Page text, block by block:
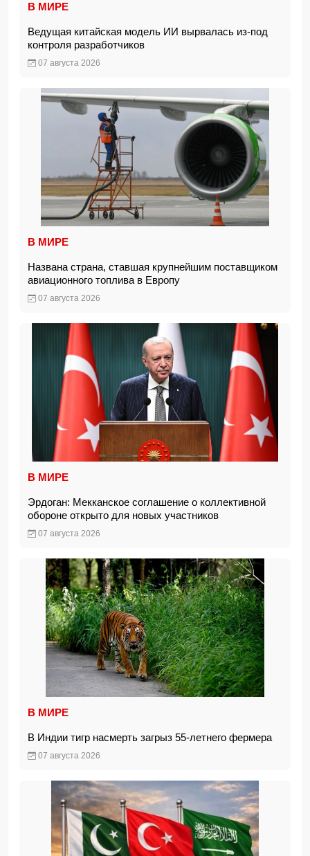
В МИРЕ
Ведущая китайская модель ИИ вырвалась из-под
контроля разработчиков
07 августа 2026
В МИРЕ
Названа страна, ставшая крупнейшим поставщиком
авиационного топлива в Европу
07 августа 2026
В МИРЕ
Эрдоган: Мекканское соглашение о коллективной
обороне открыто для новых участников
07 августа 2026
В МИРЕ
В Индии тигр насмерть загрыз 55-летнего фермера
07 августа 2026